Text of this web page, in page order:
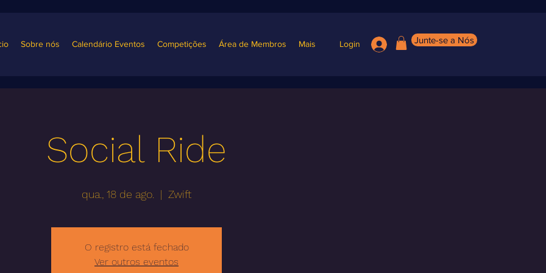
Sobre nós Calendário Eventos Competições Área de Membros Mais Login Junte-se a Nós
Social Ride
qua., 18 de ago.
  |
Zwift
O registro está fechado
Ver outros eventos